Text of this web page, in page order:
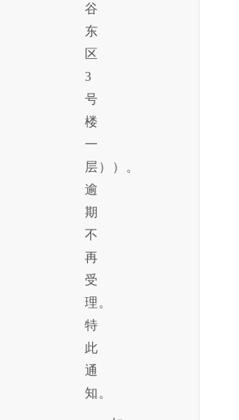
谷
东
区
3
号
楼
一
层））。
逾
期
不
再
受
理。
特
此
通
知。